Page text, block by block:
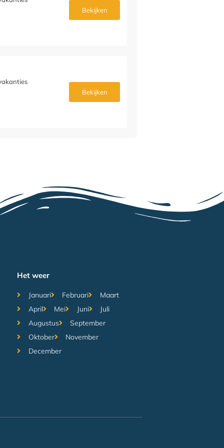
Bekijken
Bekijken
Het weer
Januari Februari
Maart
April
Mei Juni
Juli
Augustus
September
Oktober
November
December